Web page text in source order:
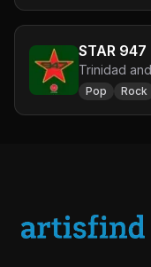
STAR
Trinidad
Pop Rock